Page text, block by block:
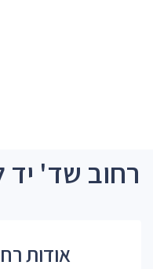
רחוב שד' יד
אודות